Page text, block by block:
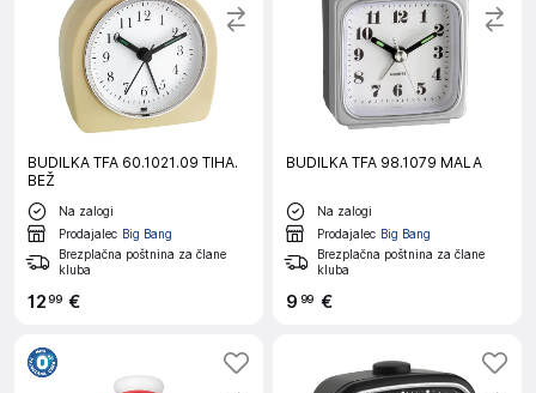
BUDILKA TFA 60.1021.09 TIHA.
BEŽ
Na zalogi
Prodajalec Big Bang
Brezplačna poštnina za člane
kluba
1299 €
BUDILKA TFA 98.1079 MALA
Na zalogi
Prodajalec Big Bang
Brezplačna poštnina za člane
kluba
9 99 €